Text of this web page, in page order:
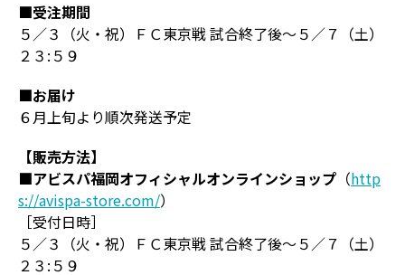
■受注期間
５／３（火・祝）ＦＣ東京戦 試合終了後～５／７（土）
２３:５９
■お届け
６月上旬より順次発送予定
【販売方法】
■アビスパ福岡オフィシャルオンラインショップ （http
s://avispa-store.com/）
［受付日時］
５／３（火・祝）ＦＣ東京戦 試合終了後～５／７（土）
２３:５９